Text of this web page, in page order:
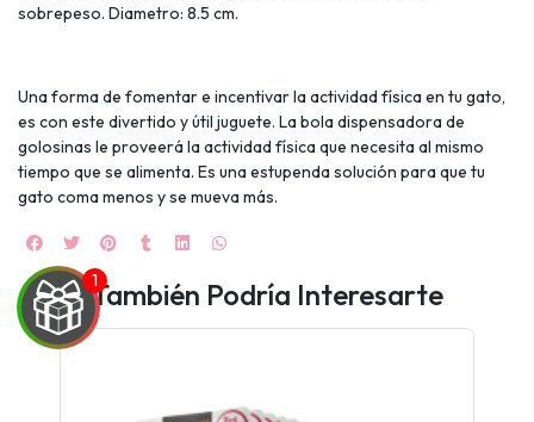
sobrepeso. Diametro: 8.5 cm.
Una forma de fomentar e incentivar la actividad física en tu gato,
es con este divertido y útil juguete. La bola dispensadora de
golosinas le proveerá la actividad física que necesita al mismo
tiempo que se alimenta. Es una estupenda solución para que tu
gato coma menos y se mueva más.
También Podría Interesarte